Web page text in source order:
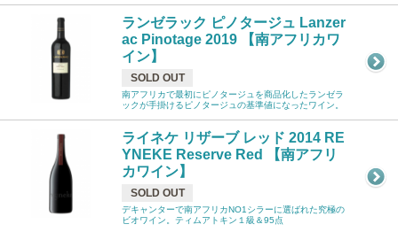
ランゼラック ピノタージュ Lanzer
ac Pinotage 2019 【南アフリカワ
イン】
SOLD OUT
南アフリカで最初にピノタージュを商品化したランゼラ
ックが手掛けるピノタージュの基準値になったワイン。
ライネケ リザーブ レッド 2014 RE
YNEKE Reserve Red 【南アフリ
カワイン】
SOLD OUT
デキャンターで南アフリカNO1シラーに選ばれた究極の
ビオワイン。ティムアトキン１級＆95点